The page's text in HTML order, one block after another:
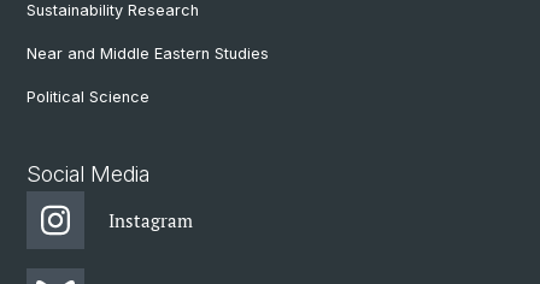
Sustainability Research
Near and Middle Eastern Studies
Political Science
Social Media
Instagram